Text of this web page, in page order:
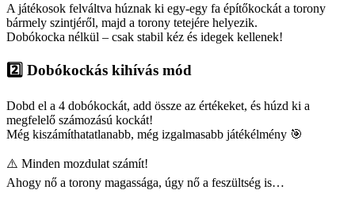
A játékosok felváltva húznak ki egy-egy fa építőkockát a torony
bármely szintjéről, majd a torony tetejére helyezik.
Dobókocka nélkül – csak stabil kéz és idegek kellenek!
2️⃣ Dobókockás kihívás mód
Dobd el a 4 dobókockát, add össze az értékeket, és húzd ki a
megfelelő számozású kockát!
Még kiszámíthatatlanabb, még izgalmasabb játékélmény 🎯
⚠️ Minden mozdulat számít!
Ahogy nő a torony magassága, úgy nő a feszültség is…